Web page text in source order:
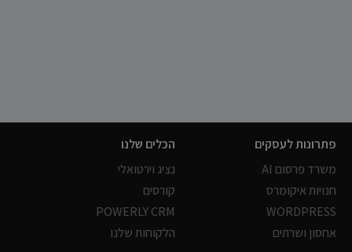
פתרונות לעסקים
משרד פרסום AI
חנויות איקומרס
WORDPRESS
אחסון ושרתים
הכלים שלנו
נציג וירטואלי
קורסים
POWERLY CRM
הלקוחות שלנו